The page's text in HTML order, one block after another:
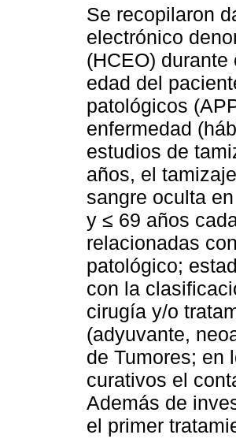
Se recopilaron
electrónico
(HCEO)
edad del
patológicos
enfermedad
estudios de
años, el
sangre oculta
y ≤ 69 años
relacionadas
patológico;
con la
cirugía y/o
(adyuvante,
de Tumores; en
curativos el
Además de
el primer